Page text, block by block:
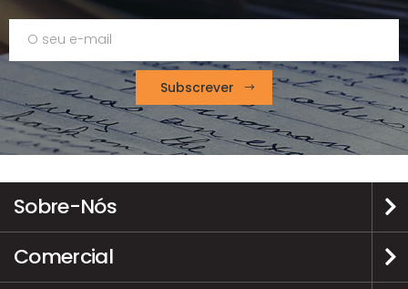
Subscrever
Sobre-Nós
Comercial